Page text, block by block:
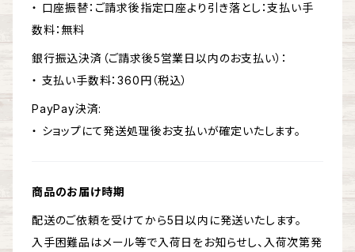
・ 口座振替：ご請求後指定口座より引き落とし：支払い手
数料：無料
銀行振込決済（ご請求後5営業日以内のお支払い）：
・ 支払い手数料：360円（税込）
PayPay決済:
・ ショップにて発送処理後お支払いが確定いたします。
商品のお届け時期
配送のご依頼を受けてから5日以内に発送いたします。
入手困難品はメール等で入荷日をお知らせし、入荷次第発